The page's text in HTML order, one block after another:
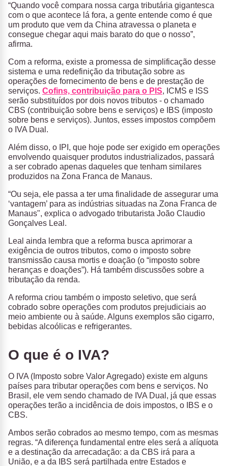
“Quando você compara nossa carga tributária gigantesca
com o que acontece lá fora, a gente entende como é que
um produto que vem da China atravessa o planeta e
consegue chegar aqui mais barato do que o nosso”,
afirma.
Com a reforma, existe a promessa de simplificação desse
sistema e uma redefinição da tributação sobre as
operações de fornecimento de bens e de prestação de
serviços. Cofins, contribuição para o PIS, ICMS e ISS
serão substituídos por dois novos tributos - o chamado
CBS (contribuição sobre bens e serviços) e IBS (imposto
sobre bens e serviços). Juntos, esses impostos compõem
o IVA Dual.
Além disso, o IPI, que hoje pode ser exigido em operações
envolvendo quaisquer produtos industrializados, passará
a ser cobrado apenas daqueles que tenham similares
produzidos na Zona Franca de Manaus.
“Ou seja, ele passa a ter uma finalidade de assegurar uma
‘vantagem’ para as indústrias situadas na Zona Franca de
Manaus", explica o advogado tributarista João Claudio
Gonçalves Leal.
Leal ainda lembra que a reforma busca aprimorar a
exigência de outros tributos, como o imposto sobre
transmissão causa mortis e doação (o “imposto sobre
heranças e doações”). Há também discussões sobre a
tributação da renda.
A reforma criou também o imposto seletivo, que será
cobrado sobre operações com produtos prejudiciais ao
meio ambiente ou à saúde. Alguns exemplos são cigarro,
bebidas alcoólicas e refrigerantes.
O que é o IVA?
O IVA (Imposto sobre Valor Agregado) existe em alguns
países para tributar operações com bens e serviços. No
Brasil, ele vem sendo chamado de IVA Dual, já que essas
operações terão a incidência de dois impostos, o IBS e o
CBS.
Ambos serão cobrados ao mesmo tempo, com as mesmas
regras. “A diferença fundamental entre eles será a alíquota
e a destinação da arrecadação: a da CBS irá para a
União, e a da IBS será partilhada entre Estados e